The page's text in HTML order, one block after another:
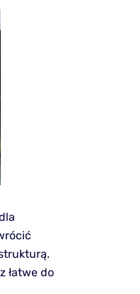
łatwe do